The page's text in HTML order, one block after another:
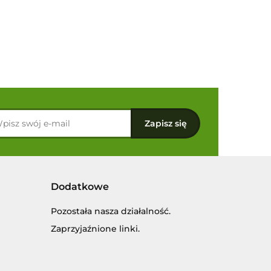
Dodatkowe
Pozostała nasza działalność.
Zaprzyjaźnione linki.